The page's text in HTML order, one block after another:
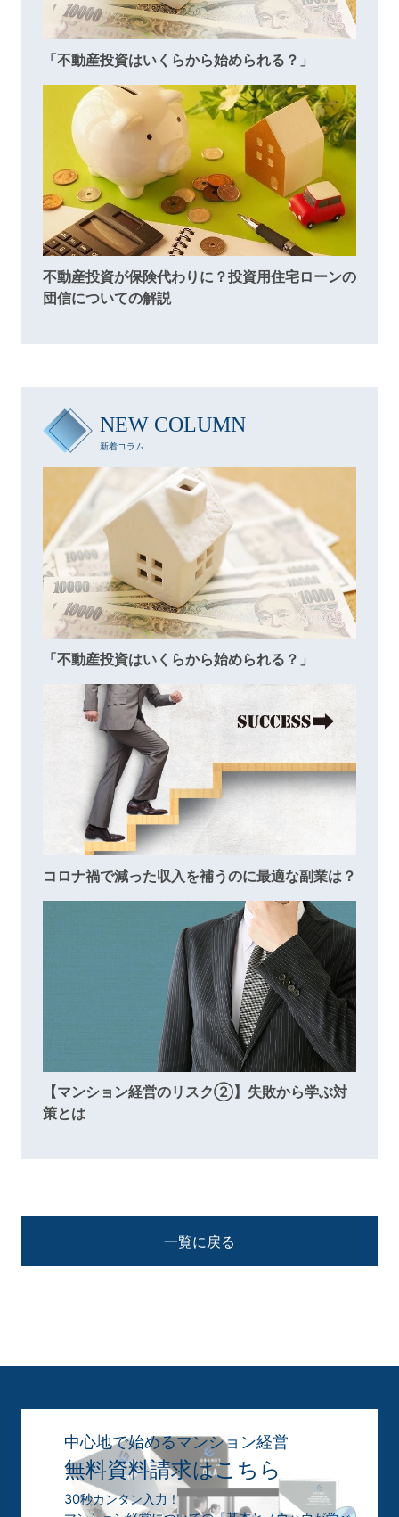
「不動産投資はいくらから始められる？」
不動産投資が保険代わりに？投資用住宅ローンの
団信についての解説
NEW COLUMN
新着コラム
「不動産投資はいくらから始められる？」
コロナ禍で減った収入を補うのに最適な副業は？
【マンション経営のリスク②】失敗から学ぶ対
策とは
一覧に戻る
中心地で始めるマンション経営
無料資料請求はこちら
30秒カンタン入力！